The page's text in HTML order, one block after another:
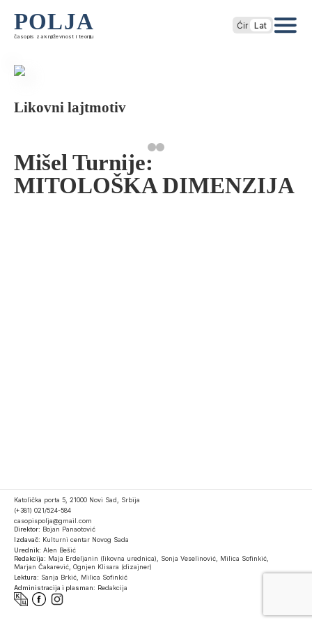
POLJA
časopis za književnost i teoriju
Ćir Lat
Likovni lajtmotiv
Mišel Turnije:
MITOLOŠKA DIMENZIJA
Katolička porta 5, 21000 Novi Sad, Srbija
(+381) 021/524-584
casopispolja@gmail.com
Direktor: Bojan Panaotović
Izdavač: Kulturni centar Novog Sada
Urednik: Alen Bešić
Redakcija: Maja Erdeljanin (likovna urednica), Sonja Veselinović, Milica Sofinkić,
Marjan Čakarević, Ognjen Klisara (dizajner)
Lektura: Sanja Brkić, Milica Sofinkić
Administracija i plasman: Redakcija